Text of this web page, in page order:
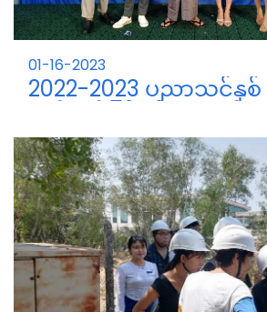
01-16-2023
2022-2023 ပညာသင်နှ